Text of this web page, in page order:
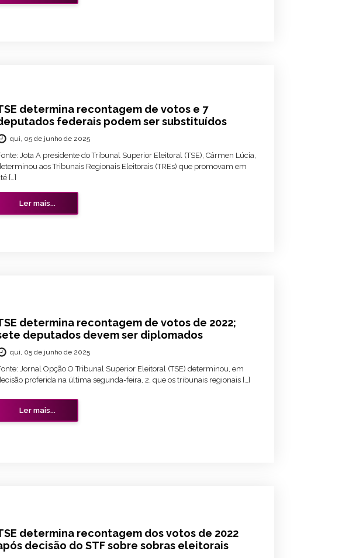
determina recontagem de votos e 7
federais podem ser substituídos
qui, 05 de junho de 2025
Jota A presidente do Tribunal Superior Eleitoral (TSE), Cármen Lúcia,
aos Tribunais Regionais Eleitorais (TREs) que promovam em
[…]
Ler mais...
determina recontagem de votos de 2022;
deputados devem ser diplomados
qui, 05 de junho de 2025
Jornal Opção O Tribunal Superior Eleitoral (TSE) determinou, em
proferida na última segunda-feira, 2, que os tribunais regionais […]
Ler mais...
determina recontagem dos votos de 2022
decisão do STF sobre sobras eleitorais